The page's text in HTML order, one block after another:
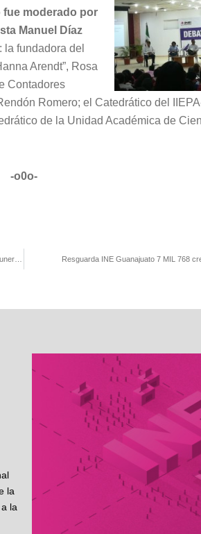
fue moderado por
Manuel Díaz
la fundadora del
Arendt”, Rosa
Contadores
Romero; el Catedrático del
de la Unidad Académica de
-o0o-
Resguarda INE Guanajuato 7 MIL 768
la
la